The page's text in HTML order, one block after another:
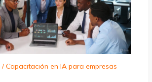
/Capacitación en IA para empresas